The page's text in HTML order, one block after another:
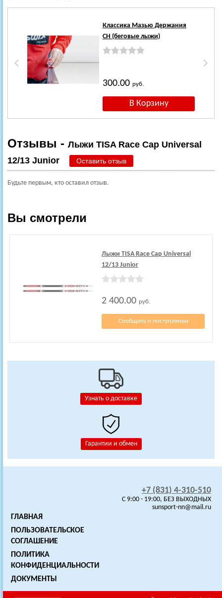
Узнать о доставке
Гарантии и обмен
Классика Мазью Держания
CH (беговые лыжи)
300.00руб.
Отзывы - Лыжи TISA Race Cap Universal
12/13 Junior
Оставить отзыв
Будьте первым, кто оставил отзыв.
Вы смотрели
Лыжи TISA Race Cap Universal
12/13 Junior
2 400.00 руб.
Сообщить о поступлении
+7 (831) 4-310-510
C 9:00 - 19:00, БЕЗ ВЫХОДНЫХ
sunsport-nn@mail.ru
ГЛАВНАЯ
ПОЛЬЗОВАТЕЛЬСКОЕ
СОГЛАШЕНИЕ
ПОЛИТИКА
КОНФИДЕНЦИАЛЬНОСТИ
ДОКУМЕНТЫ